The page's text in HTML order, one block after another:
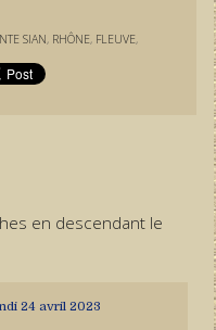
SIAN, RHÔNE, FLEUVE,
en descendant le
24 avril 2023